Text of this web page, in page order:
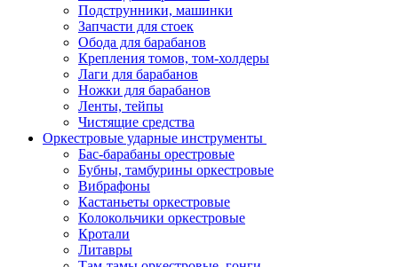
Подструнники, машинки
Запчасти для стоек
Обода для барабанов
Крепления томов, том-холдеры
Лаги для барабанов
Ножки для барабанов
Ленты, тейпы
Чистящие средства
Оркестровые ударные инструменты
Бас-барабаны орестровые
Бубны, тамбурины оркестровые
Вибрафоны
Кастаньеты оркестровые
Колокольчики оркестровые
Кротали
Литавры